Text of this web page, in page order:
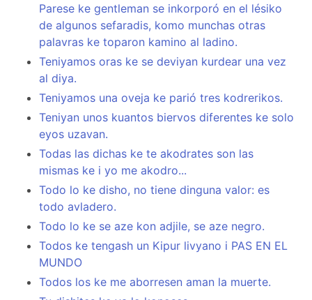
Parese ke gentleman se inkorporó en el lésiko
de algunos sefaradis, komo munchas otras
palavras ke toparon kamino al ladino.
Teniyamos oras ke se deviyan kurdear una vez
al diya.
Teniyamos una oveja ke parió tres kodrerikos.
Teniyan unos kuantos biervos diferentes ke solo
eyos uzavan.
Todas las dichas ke te akodrates son las
mismas ke i yo me akodro...
Todo lo ke disho, no tiene dinguna valor: es
todo avladero.
Todo lo ke se aze kon adjile, se aze negro.
Todos ke tengash un Kipur livyano i PAS EN EL
MUNDO
Todos los ke me aborresen aman la muerte.